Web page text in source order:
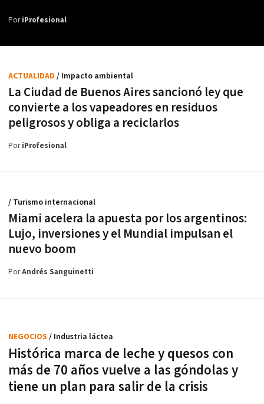
PoriProfesional
La Ciudad de Buenos Aires sancionó ley que
convierte a los vapeadores en residuos
peligrosos y obliga a reciclarlos
ACTUALIDAD / Impacto ambiental
PoriProfesional
Miami acelera la apuesta por los argentinos:
Lujo, inversiones y el Mundial impulsan el
nuevo boom
/ Turismo internacional
PorAndrés Sanguinetti
Histórica marca de leche y quesos con
más de 70 años vuelve a las góndolas y
tiene un plan para salir de la crisis
NEGOCIOS / Industria láctea